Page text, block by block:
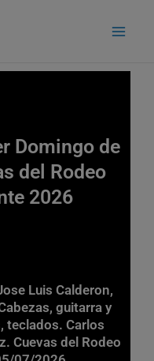
Domingo de
del Rodeo
2026
Luis Calderon,
guitarra y
teclados. Carlos
Cuevas del Rodeo